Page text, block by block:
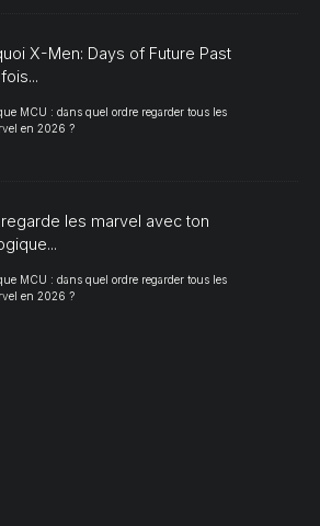
X-Men: Days of Future Past
MCU : dans quel ordre regarder tous les
en 2026 ?
les marvel avec ton
MCU : dans quel ordre regarder tous les
en 2026 ?